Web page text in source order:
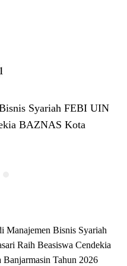
Syariah FEBI UIN
BAZNAS Kota
Manajemen Bisnis Syariah
Raih Beasiswa Cendekia
Tahun 2026